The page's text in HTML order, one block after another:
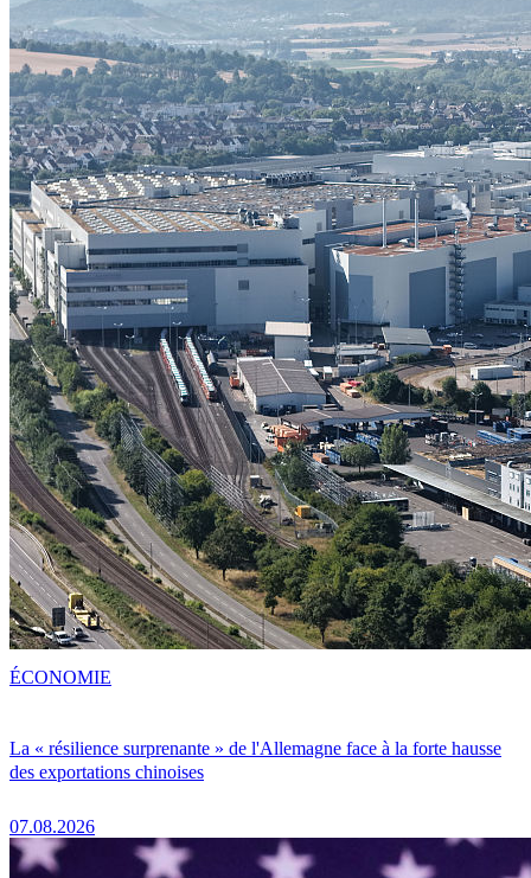
La « résilience surprenante » de l'Allemagne face à la forte hausse
des exportations chinoises
07.08.2026
ÉCONOMIE